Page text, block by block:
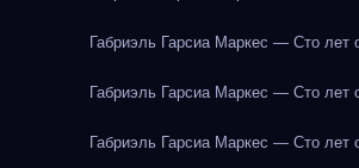
Габриэль Гарсиа Маркес — Сто лет
Габриэль Гарсиа Маркес — Сто лет
Габриэль Гарсиа Маркес — Сто лет